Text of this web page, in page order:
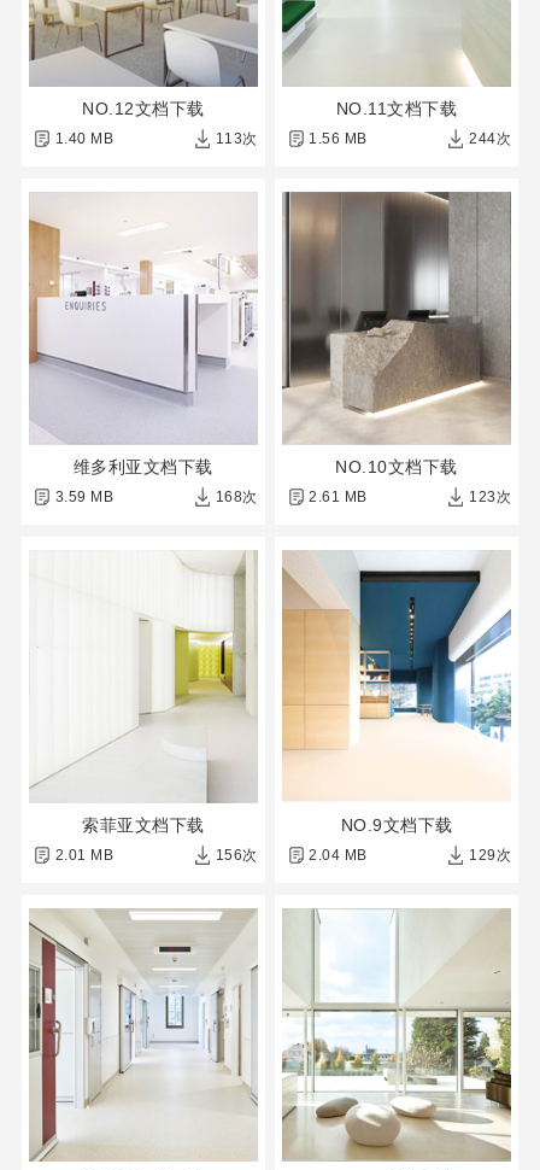
NO.12文档下载
1.40 MB 113次
NO.11文档下载
1.56 MB 244次
维多利亚文档下载
3.59 MB 168次
NO.10文档下载
2.61 MB 123次
索菲亚文档下载
2.01 MB 156次
NO.9文档下载
2.04 MB 129次